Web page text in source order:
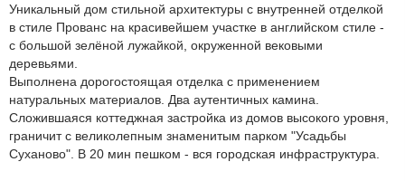
Уникальный дом стильной архитектуры с внутренней отделкой
в стиле Прованс на красивейшем участке в английском стиле -
с большой зелёной лужайкой, окруженной вековыми
деревьями.
Выполнена дорогостоящая отделка с применением
натуральных материалов. Два аутентичных камина.
Сложившаяся коттеджная застройка из домов высокого уровня,
граничит с великолепным знаменитым парком "Усадьбы
Суханово". В 20 мин пешком - вся городская инфраструктура.